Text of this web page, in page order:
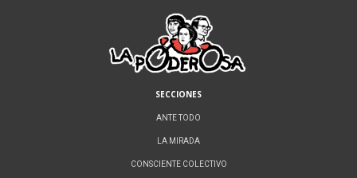
SECCIONES
ANTE TODO
LA MIRADA
CONSCIENTE COLECTIVO